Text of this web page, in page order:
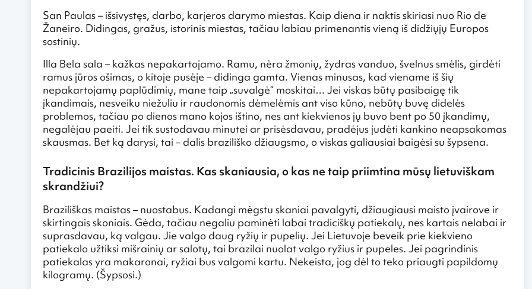
San Paulas – išsivystęs, darbo, karjeros darymo miestas. Kaip diena ir naktis skiriasi nuo Rio de
Žaneiro. Didingas, gražus, istorinis miestas, tačiau labiau primenantis vieną iš didžiųjų Europos
sostinių.
Illa Bela sala – kažkas nepakartojamo. Ramu, nėra žmonių, žydras vanduo, švelnus smėlis, girdėti
ramus jūros ošimas, o kitoje pusėje – didinga gamta. Vienas minusas, kad viename iš šių
nepakartojamų paplūdimių, mane taip „suvalgė“ moskitai… Jei viskas būtų pasibaigę tik
įkandimais, nesveiku niežuliu ir raudonomis dėmelėmis ant viso kūno, nebūtų buvę didelės
problemos, tačiau po dienos mano kojos ištino, nes ant kiekvienos jų buvo bent po 50 įkandimų,
negalėjau paeiti. Jei tik sustodavau minutei ar prisėsdavau, pradėjus judėti kankino neapsakomas
skausmas. Bet ką darysi, tai – dalis braziliško džiaugsmo, o viskas galiausiai baigėsi su šypsena.
Tradicinis Brazilijos maistas. Kas skaniausia, o kas ne taip priimtina mūsų lietuviškam
skrandžiui?
Braziliškas maistas – nuostabus. Kadangi mėgstu skaniai pavalgyti, džiaugiausi maisto įvairove ir
skirtingais skoniais. Gėda, tačiau negaliu paminėti labai tradiciškų patiekalų, nes kartais nelabai ir
suprasdavau, ką valgau. Jie valgo daug ryžių ir pupelių. Jei Lietuvoje beveik prie kiekvieno
patiekalo užtiksi mišrainių ar salotų, tai brazilai nuolat valgo ryžius ir pupeles. Jei pagrindinis
patiekalas yra makaronai, ryžiai bus valgomi kartu. Nekeista, jog dėl to teko priaugti papildomų
kilogramų. (Šypsosi.)